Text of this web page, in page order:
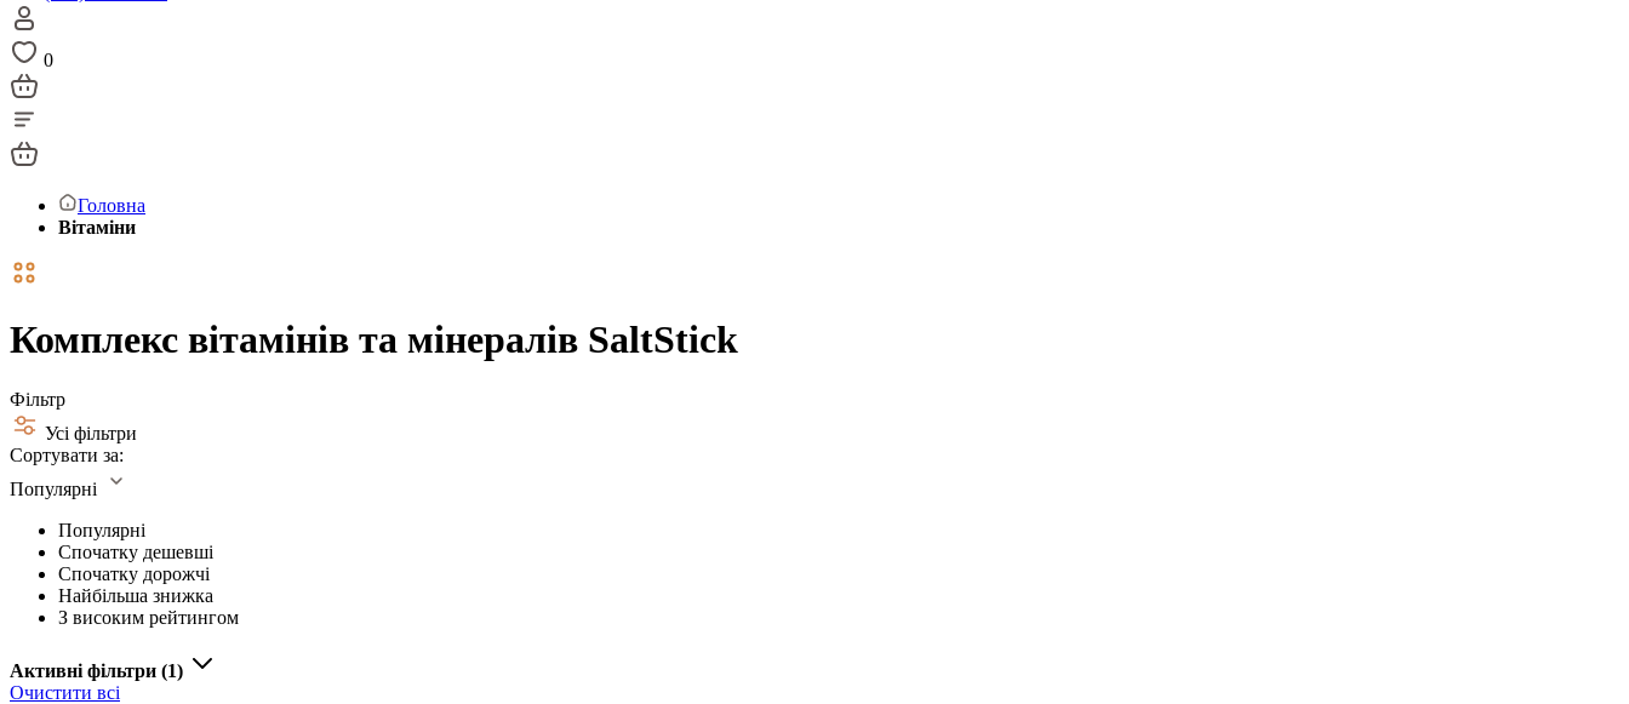
0
Головна
Вітаміни
Комплекс вітамінів та мінералів SaltStick
Фільтр
Усі фільтри
Сортувати за:
Популярні
Популярні
Спочатку дешевші
Спочатку дорожчі
Найбільша знижка
З високим рейтингом
Активні фільтри (1)
Очистити всі